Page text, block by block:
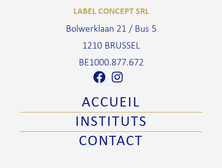
LABEL CONCEPT SRL
Bolwerklaan 21 / Bus 5
1210 BRUSSEL
BE1000.877.672
ACCUEIL
INSTITUTS
CONTACT